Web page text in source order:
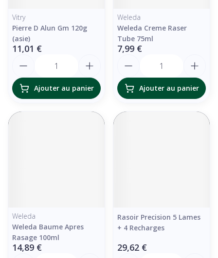
Vitry
Pierre D Alun Gm 120g
(asie)
11,01 €
Ajouter au panier
Weleda
Weleda Creme Raser
Tube 75ml
7,99 €
Ajouter au panier
Weleda
Weleda Baume Apres
Rasage 100ml
14,89 €
Rasoir Precision 5 Lames
+ 4 Recharges
29,62 €